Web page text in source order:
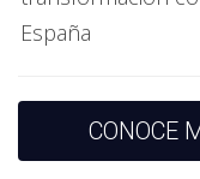
manera más
antes estaban
Comisiones
España
CONOCE